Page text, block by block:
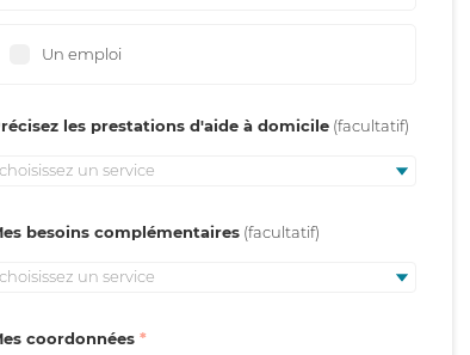
Un emploi
les prestations d'aide à domicile
choisissez un service
besoins complémentaires
choisissez un service
coordonnées